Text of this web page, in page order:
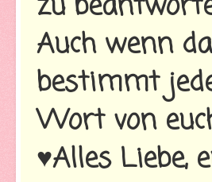
Auch wenn
bestimmt
Wort von
♥Alles Liebe,